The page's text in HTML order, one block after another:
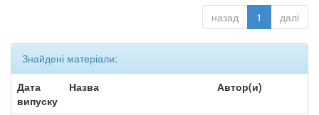
назад 1 далі
Знайдені матеріали:
Дата
випуску
Назва Автор(и)